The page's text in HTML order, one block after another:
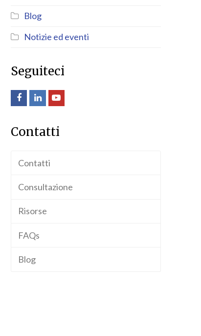
Blog
Notizie ed eventi
Seguiteci
FacebookLinkedInYoutube
Contatti
Contatti
Consultazione
Risorse
FAQs
Blog